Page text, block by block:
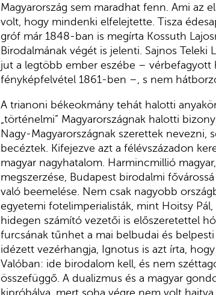
Magyarország sem maradhat fenn. Ami az
volt, hogy mindenki elfelejtette. Tisza
gróf már 1848-ban is megírta Kossuth
Birodalmának végét is jelenti. Sajnos
jut a legtöbb ember eszébe –
fényképfelvétel 1861-ben –, s nem
A trianoni békeokmány tehát halotti
„történelmi” Magyarországnak halotti
Nagy-Magyarországnak szerettek nevezni,
becéztek. Kifejezve azt a félévszázadon
magyar nagyhatalom. Harmincmillió
megszerzése, Budapest birodalmi
való beemelése. Nem csak nagyobb
egyetemi fotelimperialisták, mint Hoitsy
hidegen számító vezetői is előszeretettel
furcsának tűnhet a mai belbudai és
idézett vezérhangja, Ignotus is azt írta,
Valóban: ide birodalom kell, és nem
összefüggő. A dualizmus és a magyar
kipróbálva, mert soha végre nem volt